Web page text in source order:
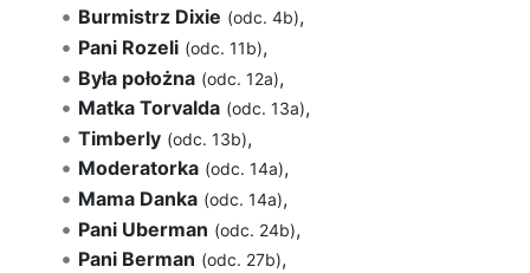
Burmistrz Dixie (odc. 4b),
Pani Rozeli (odc. 11b),
Była położna (odc. 12a),
Matka Torvalda (odc. 13a),
Timberly (odc. 13b),
Moderatorka (odc. 14a),
Mama Danka (odc. 14a),
Pani Uberman (odc. 24b),
Pani Berman (odc. 27b),